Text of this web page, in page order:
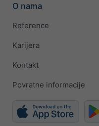
O nama
Reference
Karijera
Kontakt
Povratne informacije